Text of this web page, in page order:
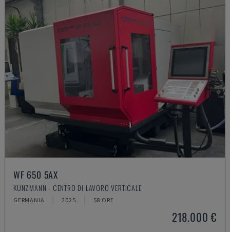
WF 650 5AX
KUNZMANN - CENTRO DI LAVORO VERTICALE
GERMANIA 2025 58 ORE
218.000 €